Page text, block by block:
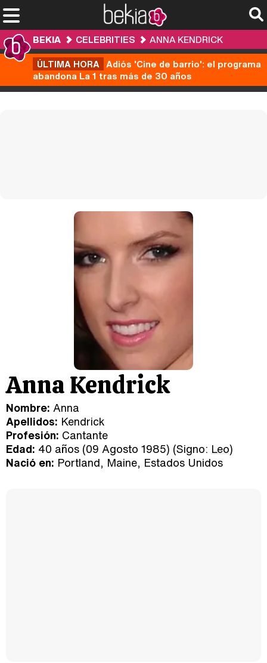
BEKIA CELEBRITIES
ANNA KENDRICK
ÚLTIMA HORA Adiós 'Cine de barrio': el programa
abandona La 1 tras más de 30 años
Anna Kendrick
Nombre: Anna
Apellidos: Kendrick
Profesión: Cantante
Edad: 40 años (09 Agosto 1985) (Signo: Leo)
Nació en: Portland, Maine, Estados Unidos